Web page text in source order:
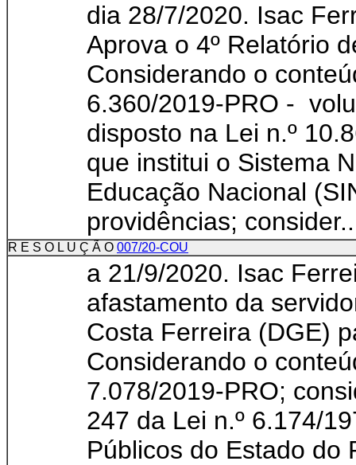
dia 28/7/2020. Isac
Aprova o 4º Relatório
Considerando o
6.360/2019-PRO -
disposto na Lei n.º
que institui o Sistema
Educação Nacional
providências;
R E S O L U Ç Ã O 007/20-COU
a 21/9/2020. Isac
afastamento da
Costa Ferreira (DGE)
Considerando o
7.078/2019-PRO;
247 da Lei n.º 6.174/
Públicos do Estado do